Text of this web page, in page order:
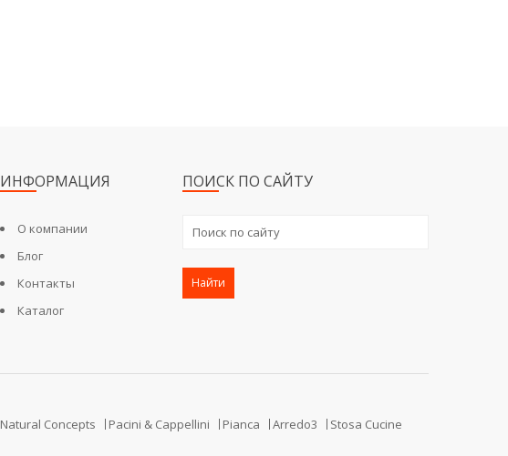
ИНФОРМАЦИЯ
О компании
Блог
Контакты
Каталог
ПОИСК ПО САЙТУ
Найти
Natural Concepts Pacini & Cappellini Pianca Arredo3 Stosa Cucine